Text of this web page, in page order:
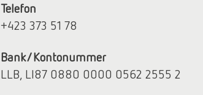
Telefon
+423 373 51 78
Bank/Kontonummer
LLB, LI87 0880 0000 0562 2555 2